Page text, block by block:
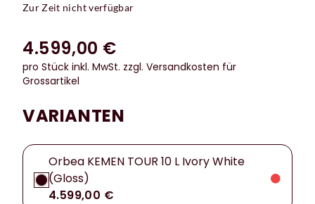
Zur Zeit nicht verfügbar
4.599,00 €
pro Stück inkl. MwSt. zzgl. Versandkosten für
Grossartikel
VARIANTEN
Orbea KEMEN TOUR 10 L Ivory White
(Gloss)
4.599,00 €